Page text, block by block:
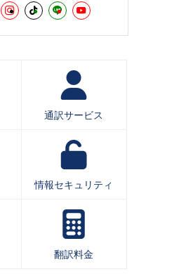
通訳サービス
情報セキュリティ
翻訳料金